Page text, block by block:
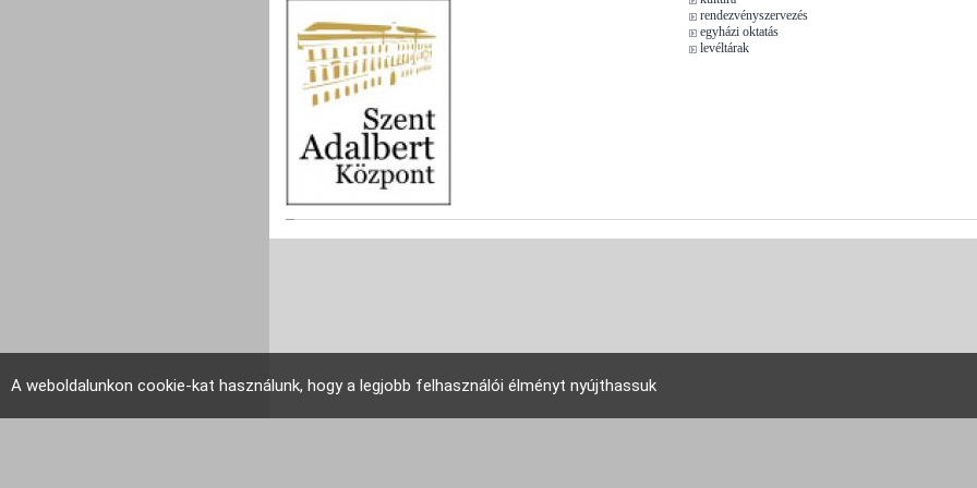
rendezvényszervezés
egyházi oktatás
levéltárak
A weboldalunkon cookie-kat használunk, hogy a legjobb felhasználói élményt nyújthassuk